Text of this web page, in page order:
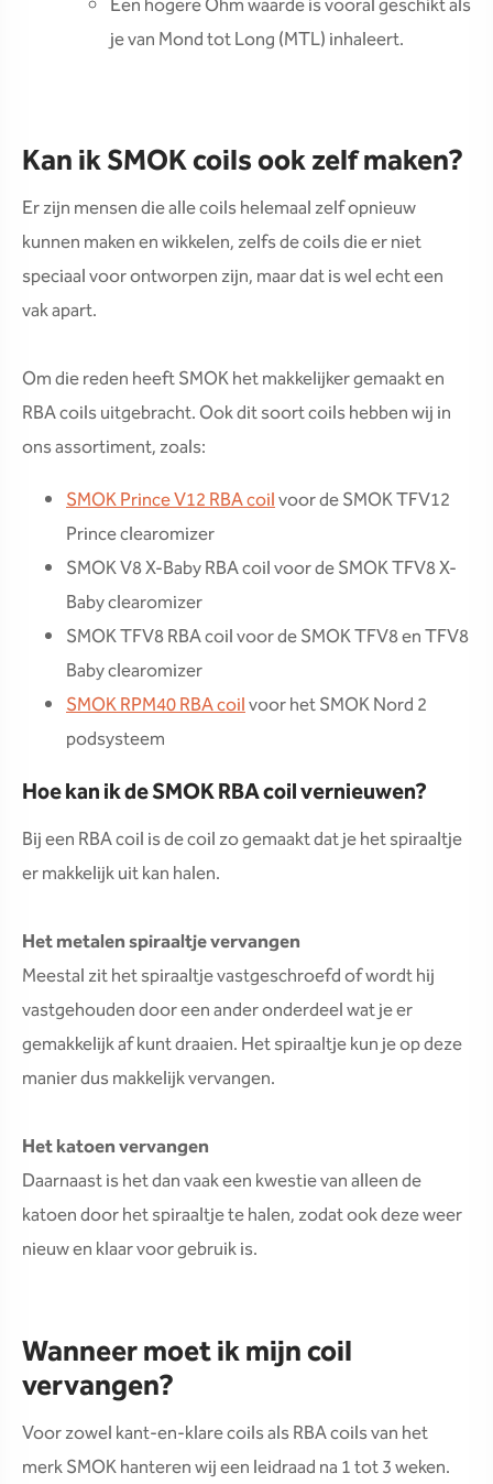
Een hogere Ohm waarde is vooral geschikt als
je van Mond tot Long (MTL) inhaleert.
Kan ik SMOK coils ook zelf maken?
Er zijn mensen die alle coils helemaal zelf opnieuw
kunnen maken en wikkelen, zelfs de coils die er niet
speciaal voor ontworpen zijn, maar dat is wel echt een
vak apart.
Om die reden heeft SMOK het makkelijker gemaakt en
RBA coils uitgebracht. Ook dit soort coils hebben wij in
ons assortiment, zoals:
SMOK Prince V12 RBA coilvoor de SMOK TFV12
Prince clearomizer
SMOK V8 X-Baby RBA coil voor de SMOK TFV8 X-
Baby clearomizer
SMOK TFV8 RBA coil voor de SMOK TFV8 en TFV8
Baby clearomizer
SMOK RPM40 RBA coilvoor het SMOK Nord 2
podsysteem
Hoe kan ik de SMOK RBA coil vernieuwen?
Bij een RBA coil is de coil zo gemaakt dat je het spiraaltje
er makkelijk uit kan halen.
Het metalen spiraaltje vervangen
Meestal zit het spiraaltje vastgeschroefd of wordt hij
vastgehouden door een ander onderdeel wat je er
gemakkelijk af kunt draaien. Het spiraaltje kun je op deze
manier dus makkelijk vervangen.
Het katoen vervangen
Daarnaast is het dan vaak een kwestie van alleen de
katoen door het spiraaltje te halen, zodat ook deze weer
nieuw en klaar voor gebruik is.
Wanneer moet ik mijn coil
vervangen?
Voor zowel kant-en-klare coils als RBA coils van het
merk SMOK hanteren wij een leidraad na 1 tot 3 weken.